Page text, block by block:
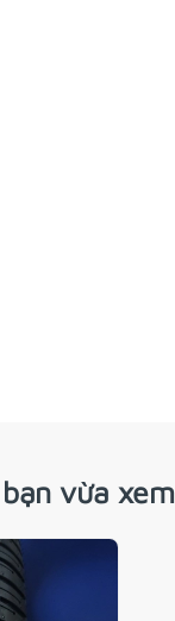
vừa xem